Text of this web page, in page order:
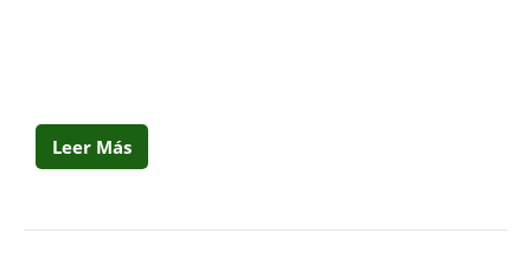
Leer Más